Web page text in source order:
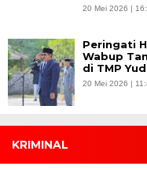
20 Mei 2026 |
Peringati
Wabup
di TMP
20 Mei 2026 |
KRIMINAL